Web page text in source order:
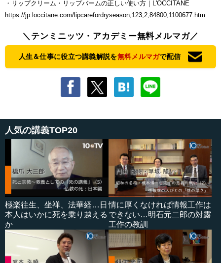
・リップクリーム・リップバームの正しい使い方｜L'OCCITANE
https://jp.loccitane.com/lipcarefordryseason,123,2,84800,1100677.htm
＼テンミニッツ・アカデミー無料メルマガ／
人生＆仕事に役立つ講義解説を無料メルマガで配信
人気の講義TOP20
極楽往生、坐禅、法華経…日
本人はいかに死を乗り越える
か
情に厚くなければ情報工作は
できない…明石元二郎の対露
工作の教訓